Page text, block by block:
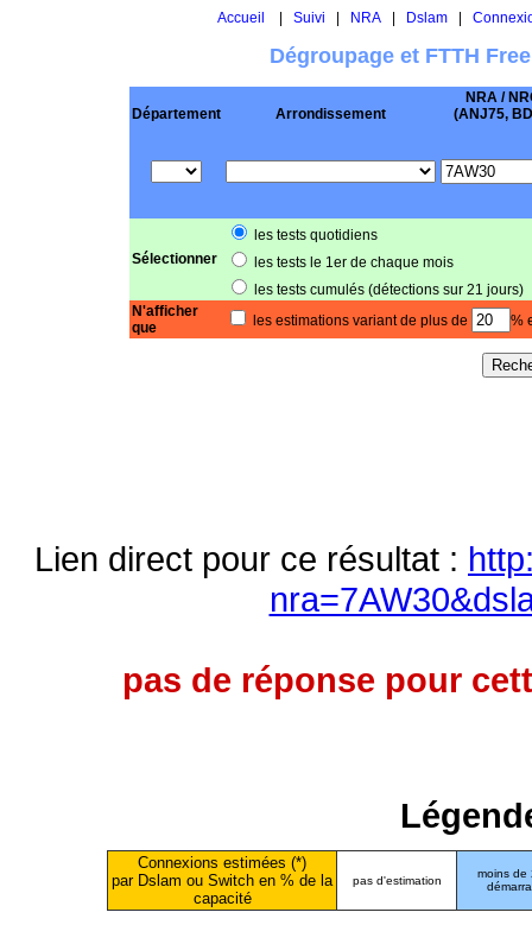
Accueil Suivi NRA| Dslam|
Dégroupage et FTTH
Département Arrondissement
NRA /
(ANJ75,
Sélectionner
les tests quotidiens
les tests le 1er de chaque mois
les tests cumulés (détections sur 21 jours)
N'afficher
que
les estimations variant de plus de %
Lien direct pour ce résultat :
pas de réponse pour
Connexions estimées (*)
par Dslam ou Switch en % de la
capacité
pas d'estimation
moins de